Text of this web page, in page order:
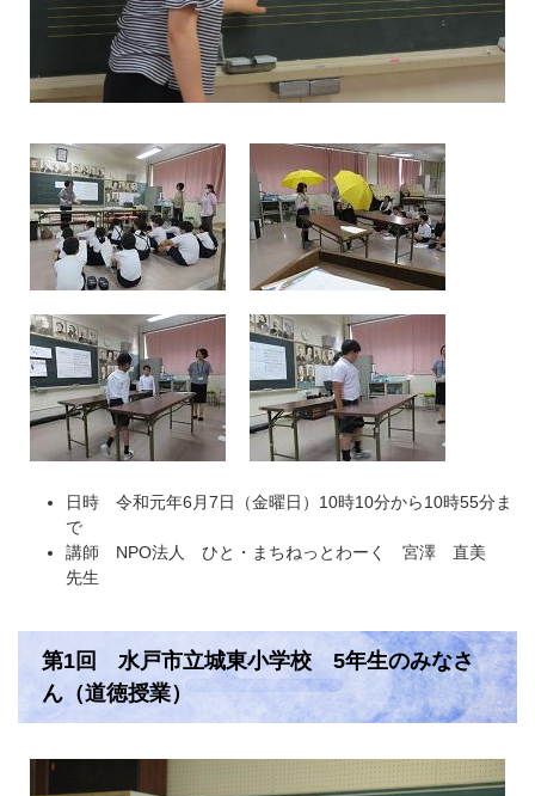
日時 令和元年6月7日（金曜日）10時10分から10時55分ま
で
講師 NPO法人 ひと・まちねっとわーく 宮澤 直美
先生
第1回 水戸市立城東小学校 5年生のみなさ
ん（道徳授業）